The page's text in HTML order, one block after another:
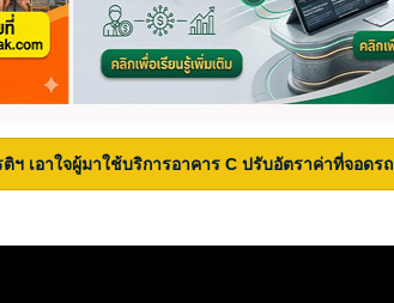
ฯ เอาใจผู้มาใช้บริการอาคาร C ปรับอัตราค่าที่จอดรถ